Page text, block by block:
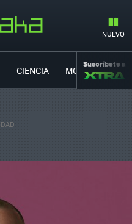
NUEVO
CIENCIA MOVILIDAD
Suscríbete a